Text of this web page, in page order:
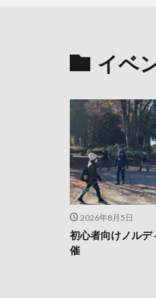
イベ
2026年8月5日
初心者向けノルデ
催